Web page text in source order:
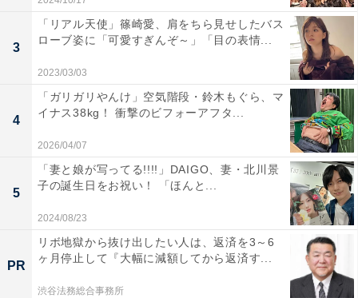
3
「リアル天使」篠崎愛、肩をちら見せしたバス
ローブ姿に「可愛すぎんぞ～」「目の表情...
2023/03/03
4
「ガリガリやんけ」空気階段・鈴木もぐら、マ
イナス38kg！ 衝撃のビフォーアフタ...
2026/04/07
5
「妻と娘が写ってる!!!!」DAIGO、妻・北川景
子の誕生日をお祝い！ 「ほんと...
2024/08/23
PR
リボ地獄から抜け出したい人は、返済を3～6
ヶ月停止して『大幅に減額してから返済す...
渋谷法務総合事務所